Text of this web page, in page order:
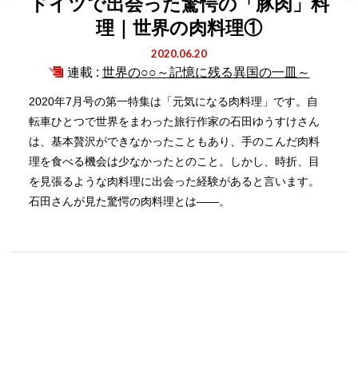
理｜世界の肉料理①
2020.06.20
連載 : 世界の○○～記憶に残る異国の一皿～
2020年7月号の第一特集は「元気になる肉料理」です。自
転車ひとつで世界をまわった旅行作家の石田ゆうすけさん
は、基本贅沢ができなかったこともあり、手のこんだ肉料
理を食べる機会は少なかったとのこと。しかし、時折、目
を見張るような肉料理に出会った経験があると言います。
石田さんが見た驚愕の肉料理とは――。